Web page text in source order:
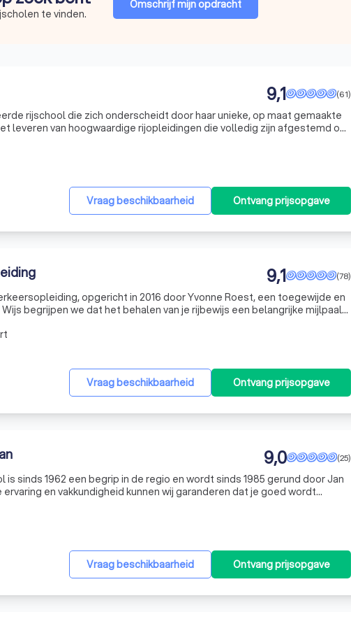
te vinden.
Omschrijf mijn opdracht
(61)
9,1
rijschool die zich onderscheidt door haar unieke, op maat gemaakte
leveren van hoogwaardige rijopleidingen die volledig zijn afgestemd op
Vraag beschikbaarheid Ontvang prijsopgave
(78)
9,1
opgericht in 2016 door Yvonne Roest, een toegewijde en
begrijpen we dat het behalen van je rijbewijs een belangrijke mijlpaal
Vraag beschikbaarheid Ontvang prijsopgave
(25)
9,0
is sinds 1962 een begrip in de regio en wordt sinds 1985 gerund door Jan
kunnen wij garanderen dat je goed wordt
Vraag beschikbaarheid Ontvang prijsopgave